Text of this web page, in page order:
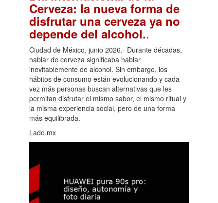
Cerveza: la nueva forma de
disfrutar una cerveza ya no
depende del alcohol..
Ciudad de México, junio 2026.- Durante décadas,
hablar de cerveza significaba hablar
inevitablemente de alcohol. Sin embargo, los
hábitos de consumo están evolucionando y cada
vez más personas buscan alternativas que les
permitan disfrutar el mismo sabor, el mismo ritual y
la misma experiencia social, pero de una forma
más equilibrada.
Lado.mx